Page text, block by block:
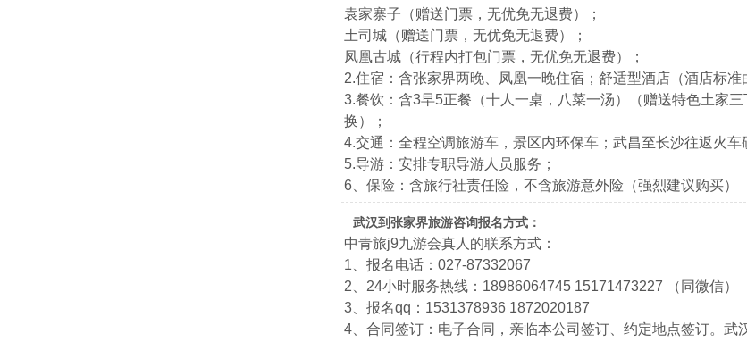
袁家寨子（赠送门票，无优免无退费）；
土司城（赠送门票，无优免无退费）；
凤凰古城（行程内打包门票，无优免无退费）；
2.住宿：含张家界两晚、凤凰一晚住宿；舒适型酒店（酒店标准
3.餐饮：含3早5正餐（十人一桌，八菜一汤）（赠送特色土家
换）；
4.交通：全程空调旅游车，景区内环保车；武昌至长沙往返火车
5.导游：安排专职导游人员服务；
6、保险：含旅行社责任险，不含旅游意外险（强烈建议购买）
武汉到张家界旅游咨询报名方式：
中青旅j9九游会真人的联系方式：
1、报名电话：027-87332067
2、24小时服务热线：18986064745 15171473227 （同微信）
3、报名qq：1531378936 1872020187
4、合同签订：电子合同，亲临本公司签订、约定地点签订。武